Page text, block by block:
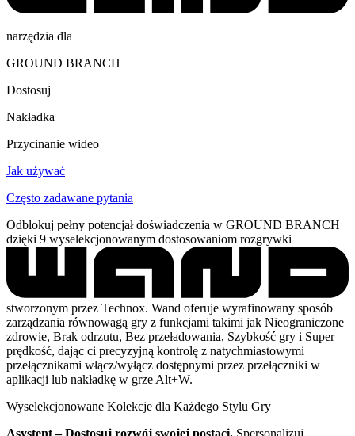
narzędzia dla
GROUND BRANCH
Dostosuj
Nakładka
Przycinanie wideo
Jak używać
Często zadawane pytania
Odblokuj pełny potencjał doświadczenia w GROUND BRANCH
dzięki 9 wyselekcjonowanym dostosowaniom rozgrywki
stworzonym przez Technox. Wand oferuje wyrafinowany sposób
zarządzania równowagą gry z funkcjami takimi jak Nieograniczone
zdrowie, Brak odrzutu, Bez przeładowania, Szybkość gry i Super
prędkość, dając ci precyzyjną kontrolę z natychmiastowymi
przełącznikami włącz/wyłącz dostępnymi przez przełączniki w
aplikacji lub nakładkę w grze Alt+W.
Wyselekcjonowane Kolekcje dla Każdego Stylu Gry
Asystent – Dostosuj rozwój swojej postaci. Spersonalizuj